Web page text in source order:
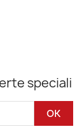
speciali